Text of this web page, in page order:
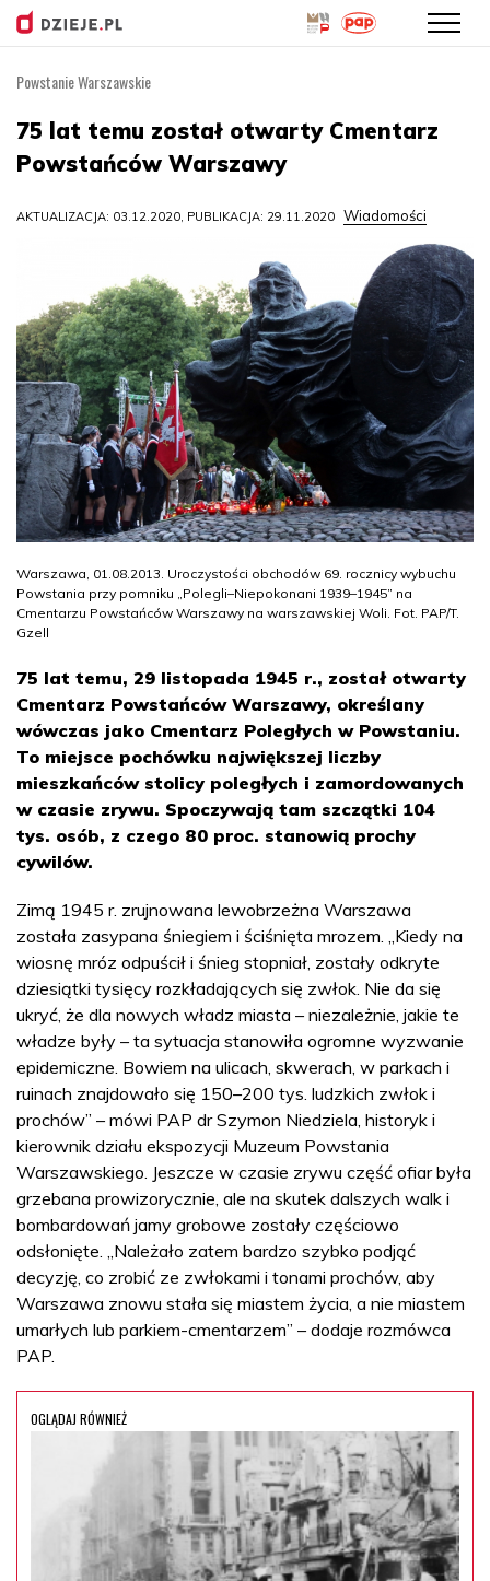
treści
Powstanie Warszawskie
75 lat temu został otwarty Cmentarz
Powstańców Warszawy
AKTUALIZACJA: 03.12.2020, PUBLIKACJA: 29.11.2020 Wiadomości
Warszawa, 01.08.2013. Uroczystości obchodów 69. rocznicy wybuchu
Powstania przy pomniku „Polegli–Niepokonani 1939–1945” na
Cmentarzu Powstańców Warszawy na warszawskiej Woli. Fot. PAP/T.
Gzell
75 lat temu, 29 listopada 1945 r., został otwarty
Cmentarz Powstańców Warszawy, określany
wówczas jako Cmentarz Poległych w Powstaniu.
To miejsce pochówku największej liczby
mieszkańców stolicy poległych i zamordowanych
w czasie zrywu. Spoczywają tam szczątki 104
tys. osób, z czego 80 proc. stanowią prochy
cywilów.
Zimą 1945 r. zrujnowana lewobrzeżna Warszawa
została zasypana śniegiem i ściśnięta mrozem. „Kiedy na
wiosnę mróz odpuścił i śnieg stopniał, zostały odkryte
dziesiątki tysięcy rozkładających się zwłok. Nie da się
ukryć, że dla nowych władz miasta – niezależnie, jakie te
władze były – ta sytuacja stanowiła ogromne wyzwanie
epidemiczne. Bowiem na ulicach, skwerach, w parkach i
ruinach znajdowało się 150–200 tys. ludzkich zwłok i
prochów” – mówi PAP dr Szymon Niedziela, historyk i
kierownik działu ekspozycji Muzeum Powstania
Warszawskiego. Jeszcze w czasie zrywu część ofiar była
grzebana prowizorycznie, ale na skutek dalszych walk i
bombardowań jamy grobowe zostały częściowo
odsłonięte. „Należało zatem bardzo szybko podjąć
decyzję, co zrobić ze zwłokami i tonami prochów, aby
Warszawa znowu stała się miastem życia, a nie miastem
umarłych lub parkiem-cmentarzem” – dodaje rozmówca
PAP.
OGLĄDAJ RÓWNIEŻ